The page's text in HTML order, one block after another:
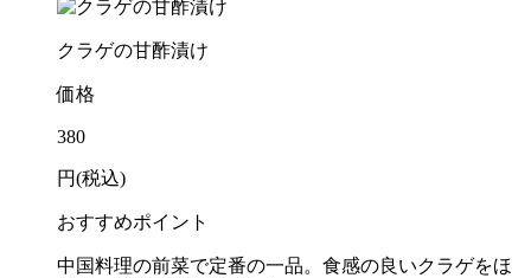
クラゲの甘酢漬け
価格
380
円(税込)
おすすめポイント
中国料理の前菜で定番の一品。食感の良いクラゲをほ